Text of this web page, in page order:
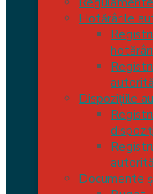
Hotărârile
Dispozițiile
Documente
vizualizare a
„Masă
Nicolae Stoica de
iulie 27, 2026
1 document
Anunț public
a autorizației de
sistem